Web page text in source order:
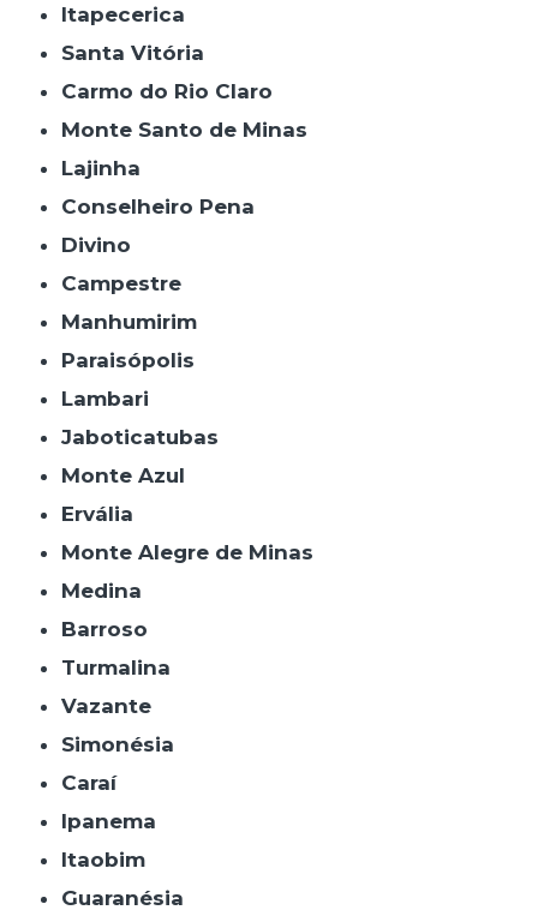
Itapecerica
Santa Vitória
Carmo do Rio Claro
Monte Santo de Minas
Lajinha
Conselheiro Pena
Divino
Campestre
Manhumirim
Paraisópolis
Lambari
Jaboticatubas
Monte Azul
Ervália
Monte Alegre de Minas
Medina
Barroso
Turmalina
Vazante
Simonésia
Caraí
Ipanema
Itaobim
Guaranésia